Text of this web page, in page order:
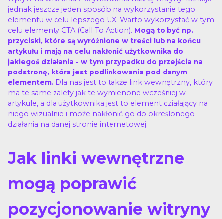
jednak jeszcze jeden sposób na wykorzystanie tego
elementu w celu lepszego UX. Warto wykorzystać w tym
celu elementy CTA (Call To Action). Mogą to być np.
przyciski, które są wyróżnione w treści lub na końcu
artykułu i mają na celu nakłonić użytkownika do
jakiegoś działania - w tym przypadku do przejścia na
podstronę, która jest podlinkowania pod danym
elementem. Dla nas jest to także link wewnętrzny, który
ma te same zalety jak te wymienone wcześniej w
artykule, a dla użytkownika jest to element działający na
niego wizualnie i może nakłonić go do określonego
działania na danej stronie internetowej.
Jak linki wewnętrzne
mogą poprawić
pozycjonowanie witryny